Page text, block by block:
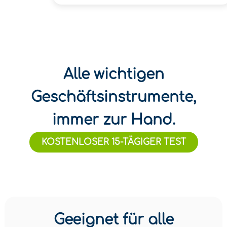
Geschäftsinstrumente,
immer zur Hand.
KOSTENLOSER 15-TÄGIGER TEST
Vertriebsmitarbeiter